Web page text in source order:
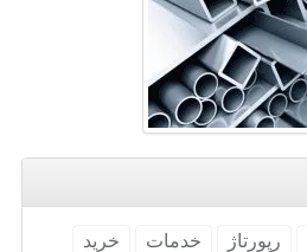
رپورتاژ خدمات
خرید